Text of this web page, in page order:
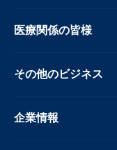
医療関係の皆様
その他のビジネス
企業情報